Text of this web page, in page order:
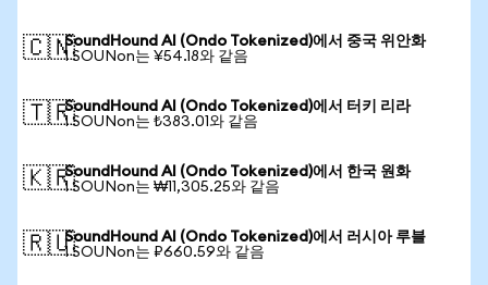
🇨🇳SoundHound AI (Ondo Tokenized)에서 중국 위안화
1 SOUNon는 ¥54.18와 같음
🇹🇷SoundHound AI (Ondo Tokenized)에서 터키 리라
1 SOUNon는 ₺383.01와 같음
🇰🇷SoundHound AI (Ondo Tokenized)에서 한국 원화
1 SOUNon는 ₩11,305.25와 같음
🇷🇺SoundHound AI (Ondo Tokenized)에서 러시아 루블
1 SOUNon는 ₽660.59와 같음